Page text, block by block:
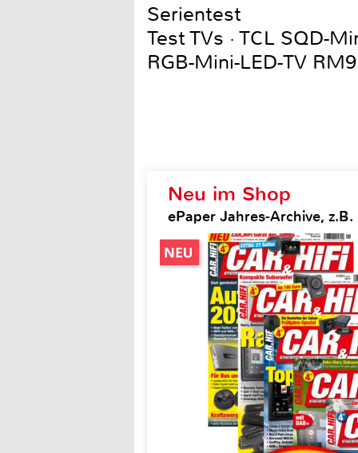
Neu im Shop
ePaper Jahres-Archive,
Serientest
Test TVs · TCL SQD-
RGB-Mini-LED-TV